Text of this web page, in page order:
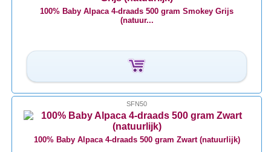
100% Baby Alpaca 4-draads 500 gram Smokey Grijs
(natuur...
SFN50
100% Baby Alpaca 4-draads 500 gram Zwart (natuurlijk)